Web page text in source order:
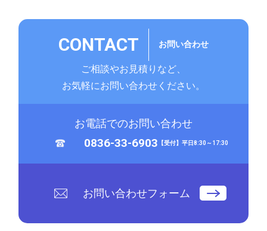
CONTACT お問い合わせ
ご相談やお見積りなど、
お気軽にお問い合わせください。
お電話でのお問い合わせ
0836-33-6903 【受付】平日8:30～17:30
お問い合わせフォーム